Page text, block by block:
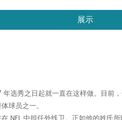
展示
年选秀之日起就一直在这样做。目前
球员之一。